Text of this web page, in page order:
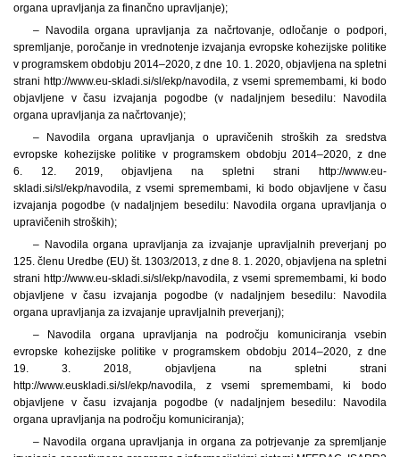
organa upravljanja za finančno upravljanje);
– Navodila organa upravljanja za načrtovanje, odločanje o podpori,
spremljanje, poročanje in vrednotenje izvajanja evropske kohezijske politike
v programskem obdobju 2014–2020, z dne 10. 1. 2020, objavljena na spletni
strani http://www.eu-skladi.si/sl/ekp/navodila, z vsemi spremembami, ki bodo
objavljene v času izvajanja pogodbe (v nadaljnjem besedilu: Navodila
organa upravljanja za načrtovanje);
– Navodila organa upravljanja o upravičenih stroških za sredstva
evropske kohezijske politike v programskem obdobju 2014–2020, z dne
6. 12. 2019, objavljena na spletni strani http://www.eu-
skladi.si/sl/ekp/navodila, z vsemi spremembami, ki bodo objavljene v času
izvajanja pogodbe (v nadaljnjem besedilu: Navodila organa upravljanja o
upravičenih stroških);
– Navodila organa upravljanja za izvajanje upravljalnih preverjanj po
125. členu Uredbe (EU) št. 1303/2013, z dne 8. 1. 2020, objavljena na spletni
strani http://www.eu-skladi.si/sl/ekp/navodila, z vsemi spremembami, ki bodo
objavljene v času izvajanja pogodbe (v nadaljnjem besedilu: Navodila
organa upravljanja za izvajanje upravljalnih preverjanj);
– Navodila organa upravljanja na področju komuniciranja vsebin
evropske kohezijske politike v programskem obdobju 2014–2020, z dne
19. 3. 2018, objavljena na spletni strani
http://www.euskladi.si/sl/ekp/navodila, z vsemi spremembami, ki bodo
objavljene v času izvajanja pogodbe (v nadaljnjem besedilu: Navodila
organa upravljanja na področju komuniciranja);
– Navodila organa upravljanja in organa za potrjevanje za spremljanje